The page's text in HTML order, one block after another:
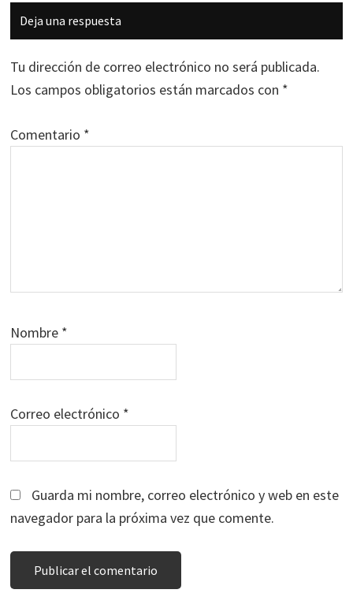
Interacciones
con
los
lectores
Deja una respuesta
Tu dirección de correo electrónico no será publicada.
Los campos obligatorios están marcados con *
Comentario *
Nombre *
Correo electrónico *
Guarda mi nombre, correo electrónico y web en este
navegador para la próxima vez que comente.